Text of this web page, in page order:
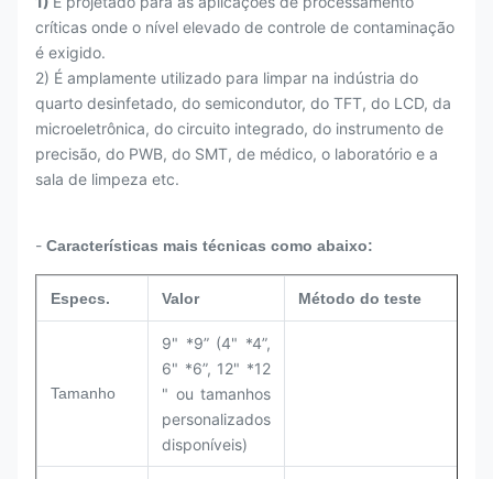
críticas onde o nível elevado de controle de contaminação
é exigido.
2) É amplamente utilizado para limpar na indústria do
quarto desinfetado, do semicondutor, do TFT, do LCD, da
microeletrônica, do circuito integrado, do instrumento de
precisão, do PWB, do SMT, de médico, o laboratório e a
sala de limpeza etc.
- Características mais técnicas como abaixo:
Especs. Valor Método do teste
Tamanho
9" *9” (4" *4”,
6" *6”, 12" *12
" ou tamanhos
personalizados
disponíveis)